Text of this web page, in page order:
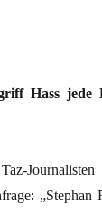
Hass jede
„Stephan